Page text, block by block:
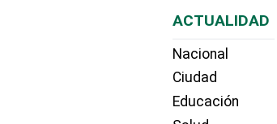
ACTUALIDAD
Nacional
Ciudad
Educación